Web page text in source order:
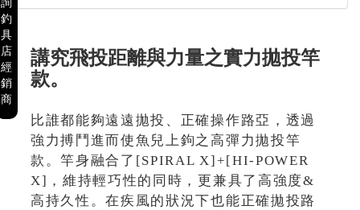
詢
釣
具
店
經
銷
商
講究飛投距離與力量之實力拋投竿
款。
比誰都能夠遠遠拋投、正確操作路亞，透過
強力搏鬥進而使魚兒上鉤之高彈力拋投竿
款。竿身融合了[SPIRAL X]+[HI-POWER
X]，維持輕巧性的同時，更兼具了高強度&
高持久性。在疾風的狀況下也能正確拋投路